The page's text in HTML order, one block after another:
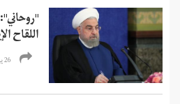
اللقاح
26 يونيو 2021